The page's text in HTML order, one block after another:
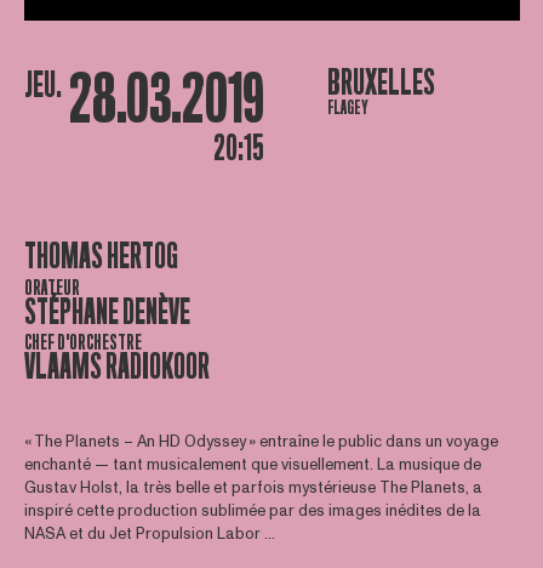
JEU. 28.03.2019
20:15
BRUXELLES
FLAGEY
THOMAS HERTOG
ORATEUR
STÉPHANE DENÈVE
CHEF D'ORCHESTRE
VLAAMS RADIOKOOR
« The Planets – An HD Odyssey » entraîne le public dans un voyage
enchanté — tant musicalement que visuellement. La musique de
Gustav Holst, la très belle et parfois mystérieuse The Planets, a
inspiré cette production sublimée par des images inédites de la
NASA et du Jet Propulsion Labor ...